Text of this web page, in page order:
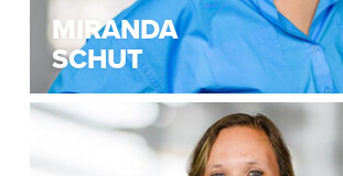
MIRANDA
SCHUT